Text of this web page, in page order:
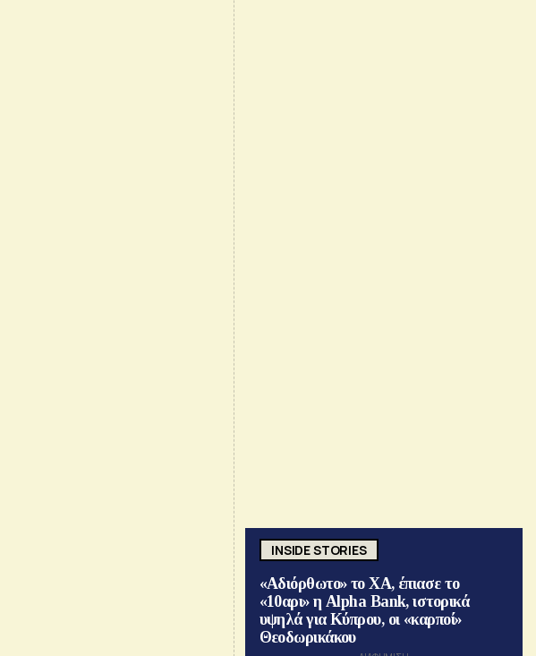
INSIDE STORIES
«Αδιόρθωτο» το ΧΑ, έπιασε το
«10αρι» η Alpha Bank, ιστορικά
υψηλά για Κύπρου, οι «καρποί»
Θεοδωρικάκου